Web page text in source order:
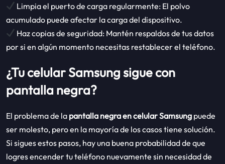
Limpia el puerto de carga regularmente: El polvo
acumulado puede afectar la carga del dispositivo.
Haz copias de seguridad: Mantén respaldos de tus datos
por si en algún momento necesitas restablecer el teléfono.
¿Tu celular Samsung sigue con
pantalla negra?
El problema de la pantalla negra en celular Samsung puede
ser molesto, pero en la mayoría de los casos tiene solución.
Si sigues estos pasos, hay una buena probabilidad de que
logres encender tu teléfono nuevamente sin necesidad de